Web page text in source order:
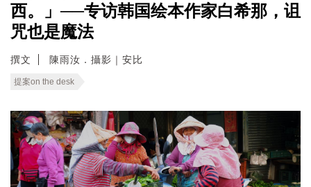
西。」──专访韩国绘本作家白希那，诅
咒也是魔法
撰文 陳雨汝．攝影｜安比
提案on the desk